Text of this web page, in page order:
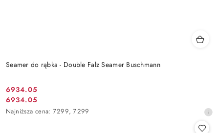
Seamer do rąbka - Double Falz Seamer Buschmann
Cena
promocyjna:
6934.05
Cena
promocyjna:
6934.05
Najniższa
Najniższa cena: 7299, 7299